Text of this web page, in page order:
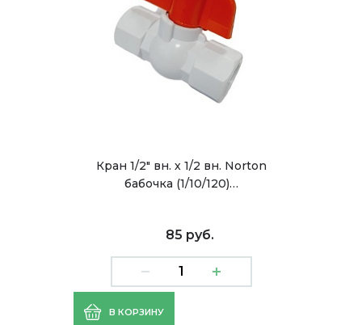
Кран 1/2" вн. х 1/2 вн. Norton
бабочка (1/10/120)…
85 руб.
В КОРЗИНУ